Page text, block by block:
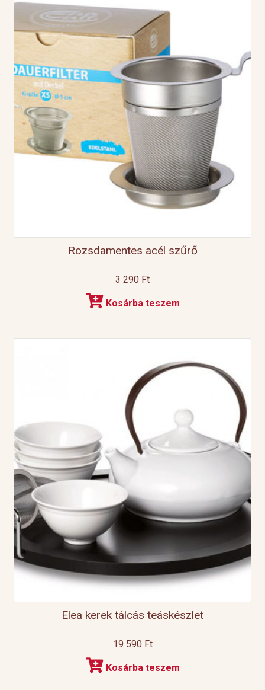
Rozsdamentes acél szűrő
3 290 Ft
Kosárba teszem
Elea kerek tálcás teáskészlet
19 590 Ft
Kosárba teszem